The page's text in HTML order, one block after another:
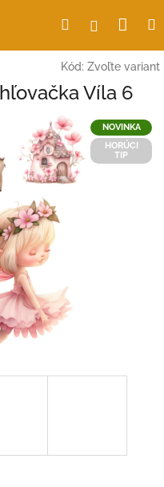
Hľadať
Kód: Zvoľte variant
Víla 6
NOVINKA
HORÚCI
TIP